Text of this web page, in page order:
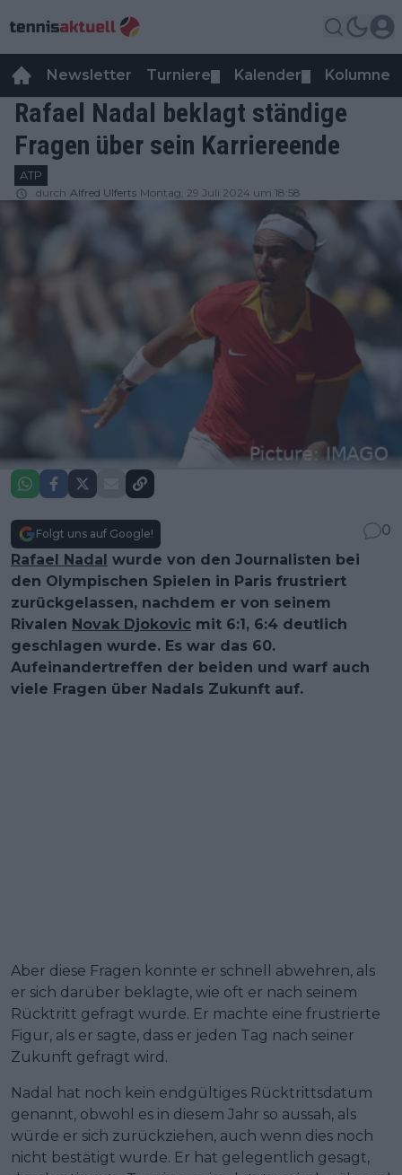
Newsletter Turniere Kalender Kolumnen
Rafael Nadal beklagt ständige
Fragen über sein Karriereende
ATP
durch Alfred Ulferts Montag, 29 Juli 2024 um 18:58
Folgt uns auf Google!
0
Rafael Nadal wurde von den Journalisten bei
den Olympischen Spielen in Paris frustriert
zurückgelassen, nachdem er von seinem
Rivalen Novak Djokovic mit 6:1, 6:4 deutlich
geschlagen wurde. Es war das 60.
Aufeinandertreffen der beiden und warf auch
viele Fragen über Nadals Zukunft auf.
Aber diese Fragen konnte er schnell abwehren, als
er sich darüber beklagte, wie oft er nach seinem
Rücktritt gefragt wurde. Er machte eine frustrierte
Figur, als er sagte, dass er jeden Tag nach seiner
Zukunft gefragt wird.
Nadal hat noch kein endgültiges Rücktrittsdatum
genannt, obwohl es in diesem Jahr so aussah, als
würde er sich zurückziehen, auch wenn dies noch
nicht bestätigt wurde. Er hat gelegentlich gesagt,